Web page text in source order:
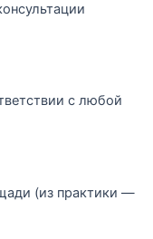
с любой
(из практики —